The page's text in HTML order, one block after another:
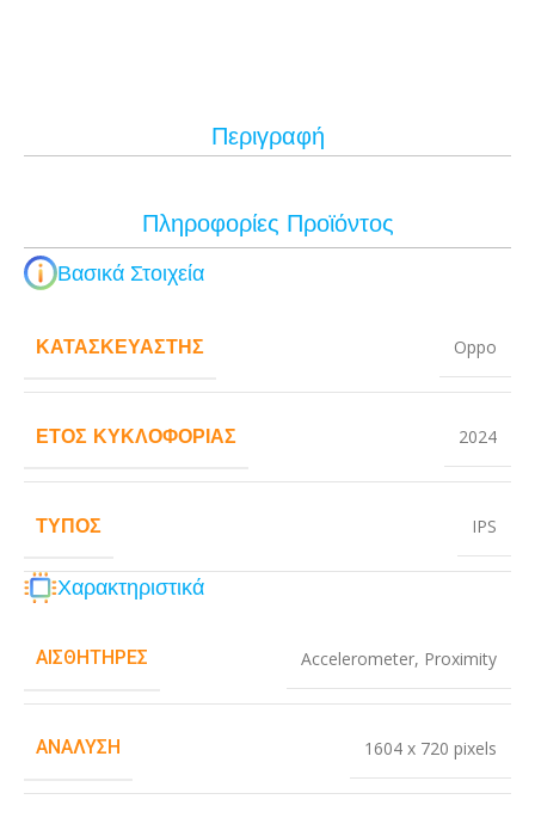
Περιγραφή
Πληροφορίες Προϊόντος
Βασικά Στοιχεία
ΚΑΤΑΣΚΕΥΑΣΤΉΣ Oppo
ΈΤΟΣ ΚΥΚΛΟΦΟΡΊΑΣ 2024
ΤΎΠΟΣ IPS
Χαρακτηριστικά
ΑΙΣΘΗΤΉΡΕΣ Accelerometer, Proximity
ΑΝΆΛΥΣΗ 1604 x 720 pixels